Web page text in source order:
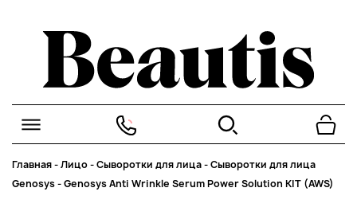
Главная-Лицо-Сыворотки для лица-Сыворотки для лица
Genosys-Genosys Anti Wrinkle Serum Power Solution KIT (AWS)